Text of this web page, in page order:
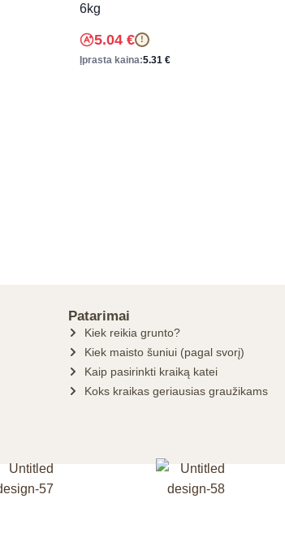
6kg
5.04 € !
Įprasta kaina:5.31 €
Patarimai
Kiek reikia grunto?
Kiek maisto šuniui (pagal svorį)
Kaip pasirinkti kraiką katei
Koks kraikas geriausias graužikams